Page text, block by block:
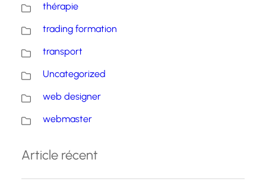
thérapie
trading formation
transport
Uncategorized
web designer
webmaster
Article récent